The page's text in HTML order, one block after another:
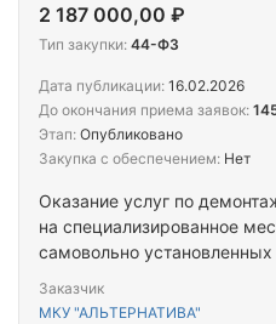
Оказание услуг по
на специализированное
самовольно
муниципального
Заказчик
МКУ "АЛЬТЕРНАТИВА"
2 187 000,00 ₽
Тип закупки: 44-ФЗ
Дата публикации: 16.02.2026
До окончания приема заявок:
Этап: Опубликовано
Закупка с обеспечением: Нет